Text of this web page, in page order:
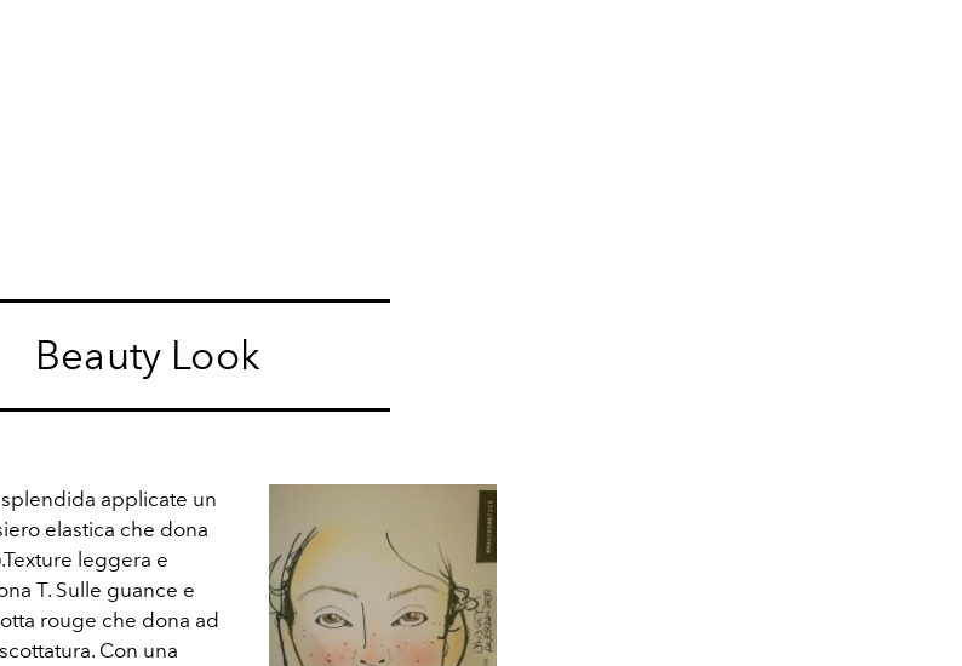
Beauty Look
applicate un
elastica che dona
leggera e
T. Sulle guance e
rouge che dona ad
Con una